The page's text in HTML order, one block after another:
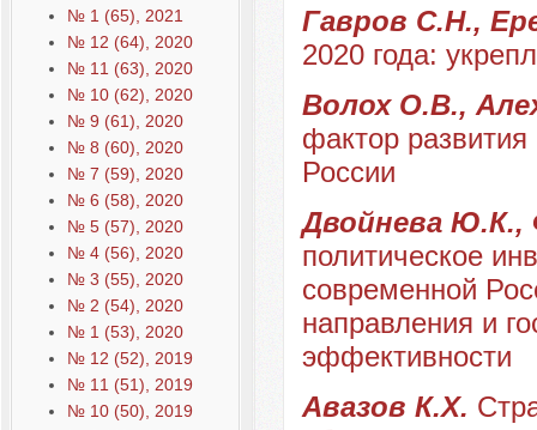
№ 1 (65), 2021
№ 12 (64), 2020
№ 11 (63), 2020
№ 10 (62), 2020
№ 9 (61), 2020
№ 8 (60), 2020
№ 7 (59), 2020
№ 6 (58), 2020
№ 5 (57), 2020
№ 4 (56), 2020
№ 3 (55), 2020
№ 2 (54), 2020
№ 1 (53), 2020
№ 12 (52), 2019
№ 11 (51), 2019
№ 10 (50), 2019
Гавров С.Н.,
2020 года:
Волох О.В.,
фактор
России
Двойнева Ю.К.,
политическое
современной
направления и
эффективности
Авазов К.Х.